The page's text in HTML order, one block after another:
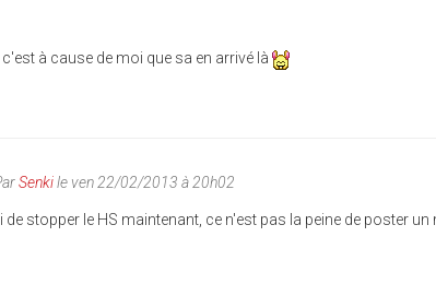
c'est à cause de moi que sa en arrivé là
Senkile ven 22/02/2013 à 20h02
de stopper le HS maintenant, ce n'est pas la peine de poster